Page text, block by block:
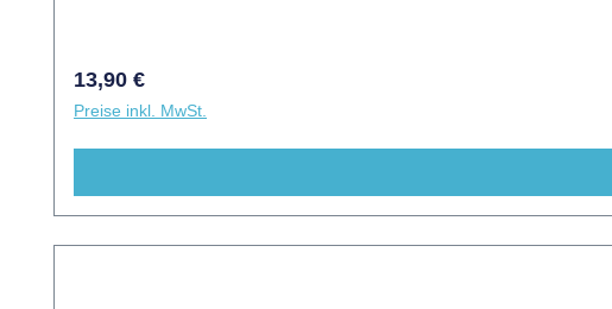
Regulärer Preis:
13,90 €
Preise inkl. MwSt.